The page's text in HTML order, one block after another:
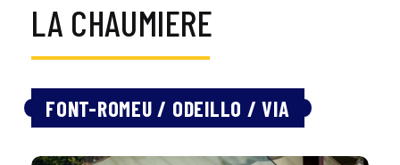
LA CHAUMIERE
FONT-ROMEU / ODEILLO / VIA